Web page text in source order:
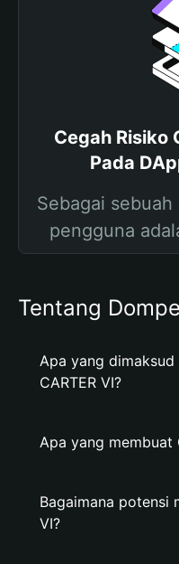
Cegah Risiko
Pada
Sebagai
pengguna
Tentang
Apa yang
CARTER VI?
Apa yang membuat
Bagaimana potensi
VI?